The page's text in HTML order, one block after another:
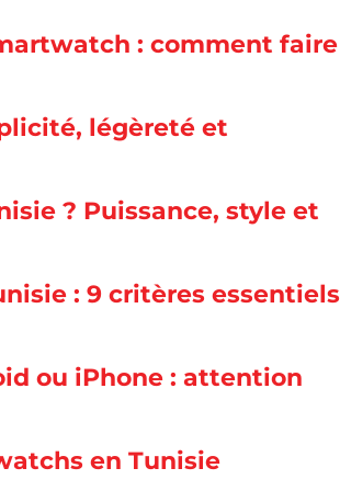
: comment faire
légèreté et
? Puissance, style et
: 9 critères essentiels
ou iPhone : attention
en Tunisie